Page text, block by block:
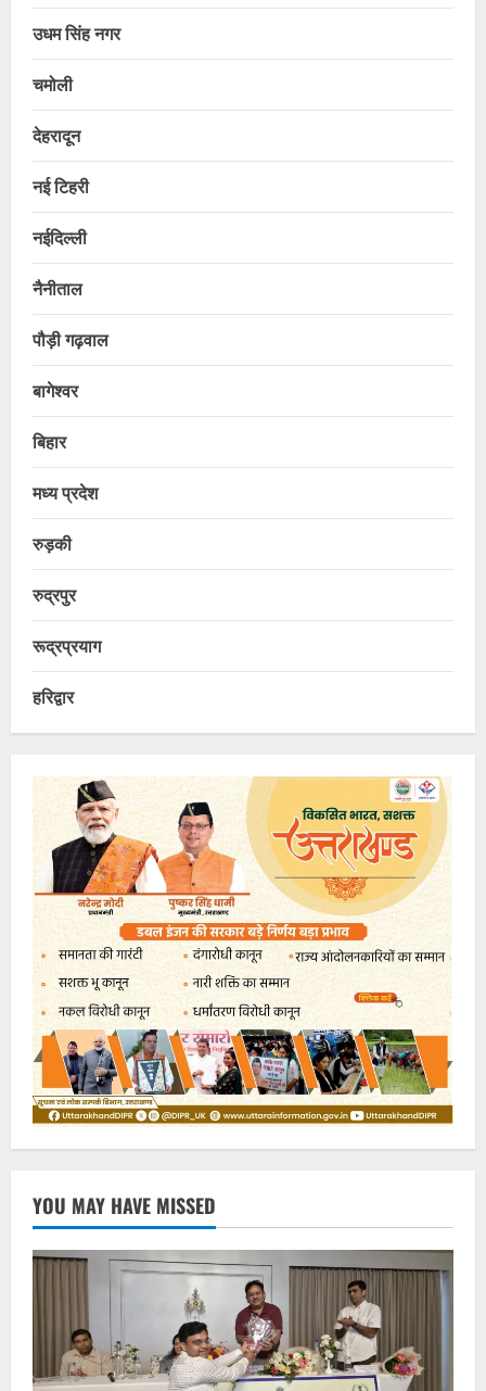
उधम सिंह नगर
चमोली
देहरादून
नई टिहरी
नईदिल्ली
नैनीताल
पौड़ी गढ़वाल
बागेश्वर
बिहार
मध्य प्रदेश
रुड़की
रुद्रपुर
रूद्रप्रयाग
हरिद्वार
YOU MAY HAVE MISSED